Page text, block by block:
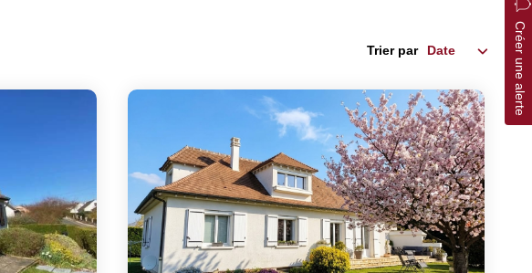
Créer une alerte
Trier par